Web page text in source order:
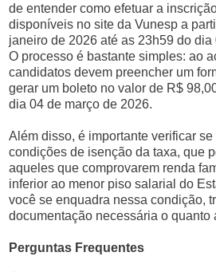
de entender como efetuar a
disponíveis no site da Vunesp a
janeiro de 2026 até as 23h59 do dia
O processo é bastante simples: ao
candidatos devem preencher um
gerar um boleto no valor de R$
dia 04 de março de 2026.
Além disso, é importante verificar
condições de isenção da taxa, que
aqueles que comprovarem renda
inferior ao menor piso salarial do
você se enquadra nessa condição,
documentação necessária o quanto
Perguntas Frequentes